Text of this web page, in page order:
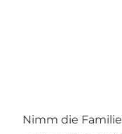
Nimm die